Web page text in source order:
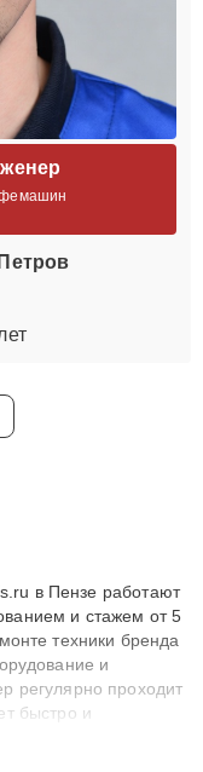
в Пензе работают
и стажем от 5
техники бренда
и
регулярно проходит
быстро и
решают